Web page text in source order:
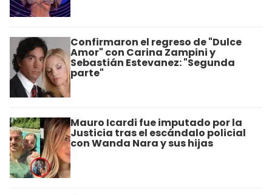
Confirmaron el regreso de "Dulce
Amor" con Carina Zampini y
Sebastián Estevanez: "Segunda
parte"
Mauro Icardi fue imputado por la
Justicia tras el escándalo policial
con Wanda Nara y sus hijas